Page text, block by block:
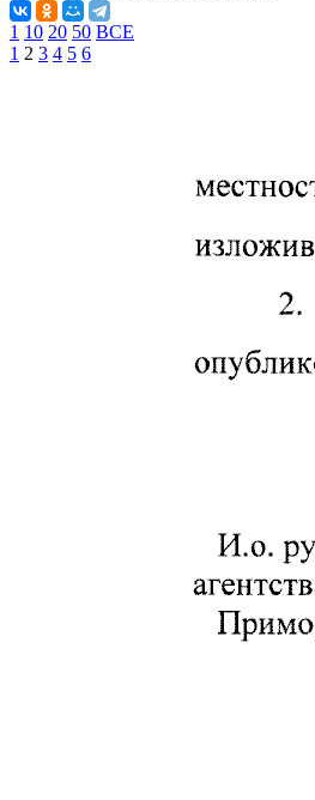
1 10 20 50 ВСЕ
1 2 3 4 5 6